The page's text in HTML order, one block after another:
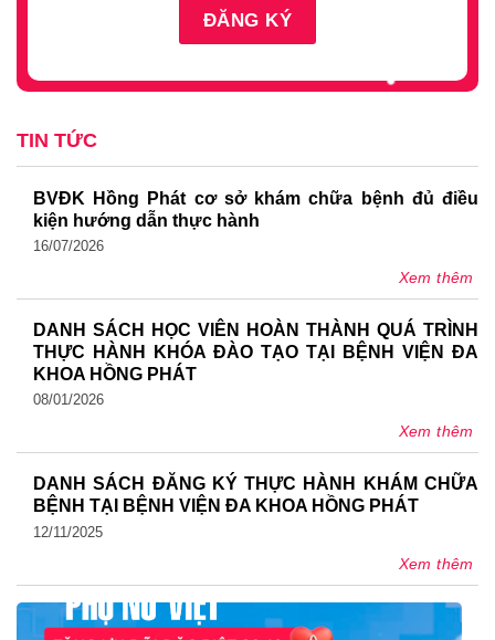
TIN TỨC
BVĐK Hồng Phát cơ sở khám chữa bệnh đủ điều
kiện hướng dẫn thực hành
16/07/2026
Xem thêm
DANH SÁCH HỌC VIÊN HOÀN THÀNH QUÁ TRÌNH
THỰC HÀNH KHÓA ĐÀO TẠO TẠI BỆNH VIỆN ĐA
KHOA HỒNG PHÁT
08/01/2026
Xem thêm
DANH SÁCH ĐĂNG KÝ THỰC HÀNH KHÁM CHỮA
BỆNH TẠI BỆNH VIỆN ĐA KHOA HỒNG PHÁT
12/11/2025
Xem thêm